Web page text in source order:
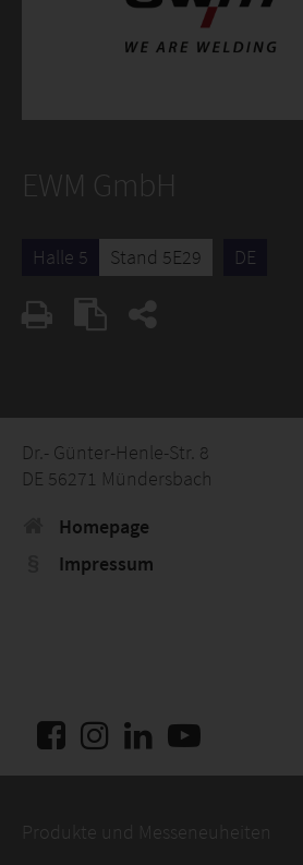
EWM GmbH
Halle 5 Stand 5E29 DE
Dr.- Günter-Henle-Str. 8
DE 56271 Mündersbach
Homepage
Impressum
Produkte und Messeneuheiten